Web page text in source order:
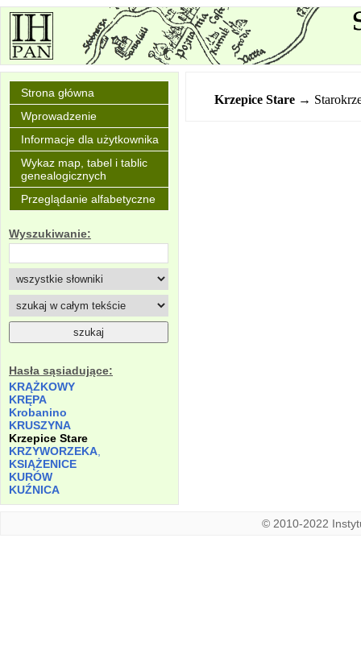
Strona główna
Wprowadzenie
Informacje dla użytkownika
Wykaz map, tabel i tablic
genealogicznych
Przeglądanie alfabetyczne
Wyszukiwanie:
Hasła sąsiadujące:
KRĄŻKOWY
KRĘPA
Krobanino
KRUSZYNA
Krzepice Stare
KRZYWORZEKA
KSIĄŻENICE
KURÓW
KUŹNICA
Krzepice Stare →
© 2010-2022